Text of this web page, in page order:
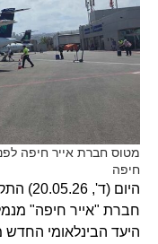
מטוס חברת אייר חיפה
חיפה
היום
חברת "אייר חיפה"
היעד הבינלאומי